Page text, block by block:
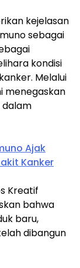
kejelasan
sebagai
kondisi
Melalui
menegaskan
dalam
Ajak
Kanker
Kreatif
bahwa
baru,
dibangun